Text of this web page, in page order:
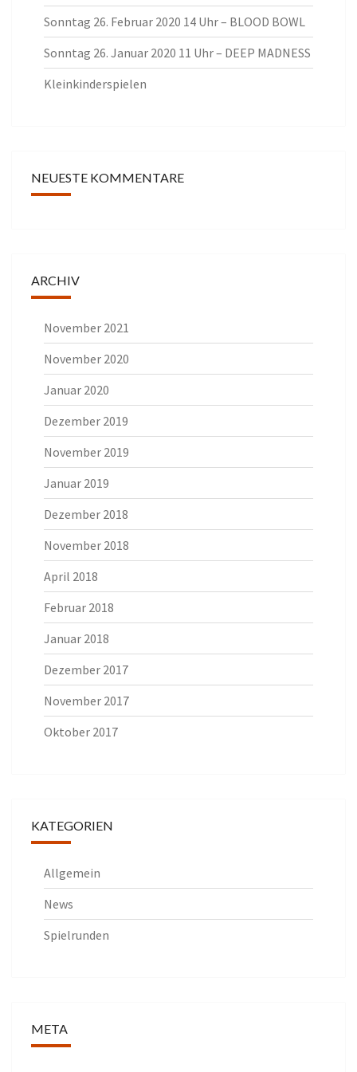
Sonntag 26. Februar 2020 14 Uhr – BLOOD BOWL
Sonntag 26. Januar 2020 11 Uhr – DEEP MADNESS
Kleinkinderspielen
NEUESTE KOMMENTARE
ARCHIV
November 2021
November 2020
Januar 2020
Dezember 2019
November 2019
Januar 2019
Dezember 2018
November 2018
April 2018
Februar 2018
Januar 2018
Dezember 2017
November 2017
Oktober 2017
KATEGORIEN
Allgemein
News
Spielrunden
META